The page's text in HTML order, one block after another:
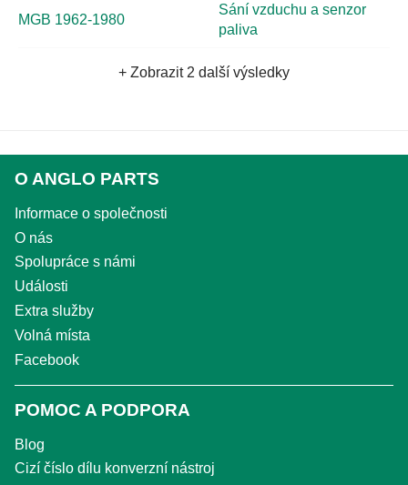
MGB 1962-1980
Sání vzduchu a senzor
paliva
+ Zobrazit 2 další výsledky
O ANGLO PARTS
Informace o společnosti
O nás
Spolupráce s námi
Události
Extra služby
Volná místa
Facebook
POMOC A PODPORA
Blog
Cizí číslo dílu konverzní nástroj